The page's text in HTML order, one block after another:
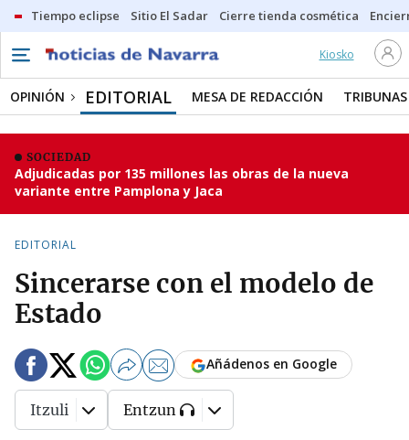
Tiempo eclipse Sitio El Sadar Cierre tienda cosmética
Kiosko
OPINIÓN EDITORIAL MESA DE REDACCIÓN TRIBUNAS
SOCIEDAD
Adjudicadas por 135 millones las obras de la nueva
variante entre Pamplona y Jaca
EDITORIAL
Sincerarse con el modelo de
Estado
Añádenos en Google
Itzuli Entzun